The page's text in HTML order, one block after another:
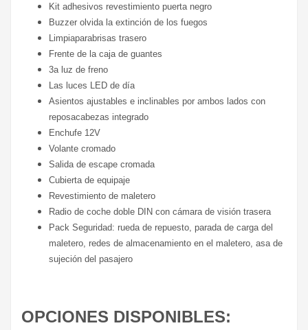
Kit adhesivos revestimiento puerta negro
Buzzer olvida la extinción de los fuegos
Limpiaparabrisas trasero
Frente de la caja de guantes
3a luz de freno
Las luces LED de día
Asientos ajustables e inclinables por ambos lados con
reposacabezas integrado
Enchufe 12V
Volante cromado
Salida de escape cromada
Cubierta de equipaje
Revestimiento de maletero
Radio de coche doble DIN con cámara de visión trasera
Pack Seguridad: rueda de repuesto, parada de carga del
maletero, redes de almacenamiento en el maletero, asa de
sujeción del pasajero
OPCIONES DISPONIBLES: